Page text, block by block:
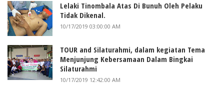
Lelaki Tinombala Atas Di Bunuh Oleh Pelaku
Tidak Dikenal.
10/17/2019 03:00:00 AM
TOUR and Silaturahmi, dalam kegiatan Tema
Menjunjung Kebersamaan Dalam Bingkai
Silaturahmi
10/17/2019 12:42:00 AM